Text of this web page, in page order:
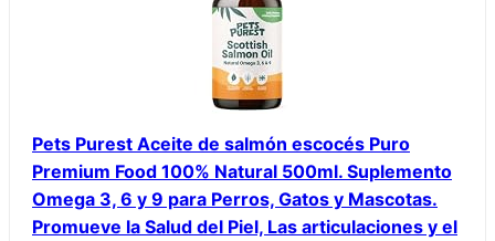
Pets Purest Aceite de salmón escocés Puro
Premium Food 100% Natural 500ml. Suplemento
Omega 3, 6 y 9 para Perros, Gatos y Mascotas.
Promueve la Salud del Piel, Las articulaciones y el